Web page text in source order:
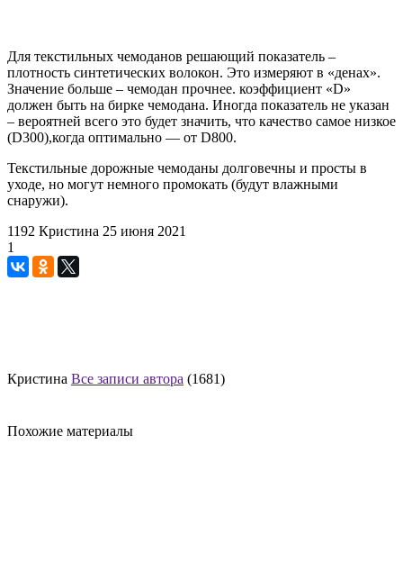
Для текстильных чемоданов решающий показатель –
плотность синтетических волокон. Это измеряют в «денах».
Значение больше – чемодан прочнее. коэффициент «D»
должен быть на бирке чемодана. Иногда показатель не указан
– вероятней всего это будет значить, что качество самое низкое
(D300),когда оптимально — от D800.
Текстильные дорожные чемоданы долговечны и просты в
уходе, но могут немного промокать (будут влажными
снаружи).
1192 Кристина 25 июня 2021
1
Кристина Все записи автора (1681)
Похожие материалы